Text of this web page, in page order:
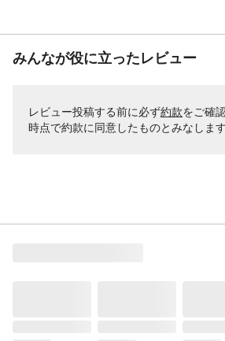
みんなが役に立ったレビュー
レビュー投稿する前に必ず約款をご確
時点で約款に同意したものとみなします